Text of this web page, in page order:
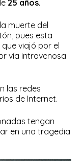
25 años.
muerte del
pues esta
que viajó por el
vía intravenosa
las redes
de Internet.
tengan
en una tragedia